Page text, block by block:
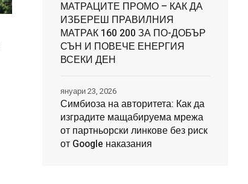
МАТРАЦИТЕ ПРОМО – КАК ДА
ИЗБЕРЕШ ПРАВИЛНИЯ
МАТРАК 160 200 ЗА ПО-ДОБЪР
СЪН И ПОВЕЧЕ ЕНЕРГИЯ
ВСЕКИ ДЕН
Симбиоза на авторитета: Как да
изградите мащабируема мрежа
от партньорски линкове без риск
от Google наказания
януари 23, 2026